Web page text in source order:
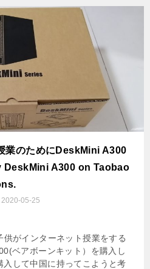
業のためにDeskMini A300
DeskMini A300 on Taobao
2020-05-25
がインターネット授業をする
ベアボーンキット）を購入し
して中国に持ってこようと考